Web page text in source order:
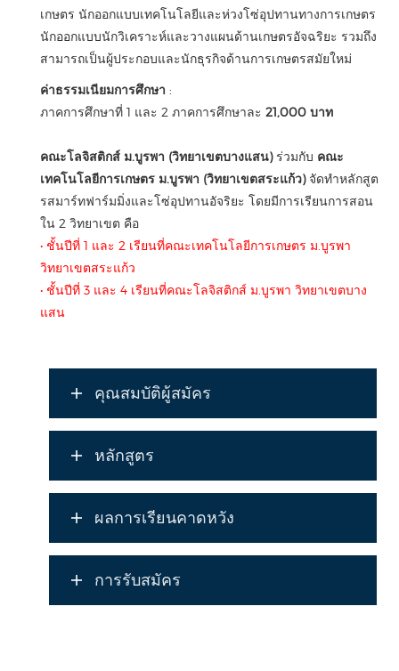
เกษตร นักออกแบบเทคโนโลยีและห่วงโซ่อุปทานทางการเกษตร
นักออกแบบนักวิเคราะห์และวางแผนด้านเกษตรอัจฉริยะ รวมถึง
สามารถเป็นผู้ประกอบและนักธุรกิจด้านการเกษตรสมัยใหม่
ค่าธรรมเนียมการศึกษา :
ภาคการศึกษาที่ 1 และ 2 ภาคการศึกษาละ 21,000 บาท
คณะโลจิสติกส์ ม.บูรพา (วิทยาเขตบางแสน) ร่วมกับ คณะ
เทคโนโลยีการเกษตร ม.บูรพา (วิทยาเขตสระแก้ว)จัดทำหลักสูต
รสมาร์ทฟาร์มมิ่งและโซ่อุปทานอัจริยะ โดยมีการเรียนการสอน
ใน 2 วิทยาเขต คือ
• ชั้นปีที่ 1 และ 2 เรียนที่คณะเทคโนโลยีการเกษตร ม.บูรพา
วิทยาเขตสระแก้ว
• ชั้นปีที่ 3 และ 4 เรียนที่คณะโลจิสติกส์ ม.บูรพา วิทยาเขตบาง
แสน
คุณสมบัติผู้สมัคร
หลักสูตร
ผลการเรียนคาดหวัง
การรับสมัคร